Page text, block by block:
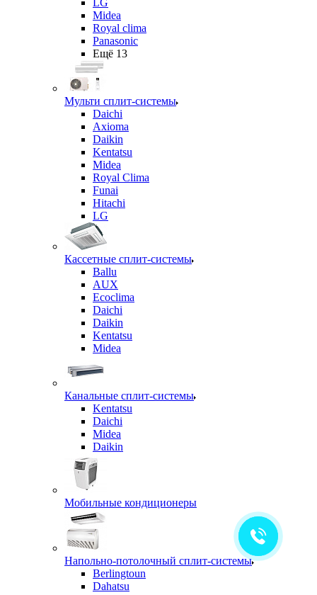
LG
Midea
Royal clima
Panasonic
Ещё 13
Мульти сплит-системы
Daichi
Axioma
Daikin
Kentatsu
Midea
Royal Clima
Funai
Hitachi
LG
Кассетные сплит-системы
Ballu
AUX
Ecoclima
Daichi
Daikin
Kentatsu
Midea
Канальные сплит-системы
Kentatsu
Daichi
Midea
Daikin
Мобильные кондиционеры
Напольно-потолочный сплит-системы
Berlingtoun
Dahatsu